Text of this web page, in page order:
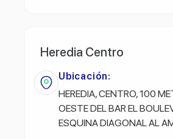
Heredia Centro
Ubicación:
HEREDIA, CENTRO, 100
OESTE DEL BAR EL
ESQUINA DIAGONAL AL